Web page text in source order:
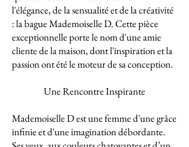
l'élégance, de la sensualité et de la créativité
: la bague Mademoiselle D. Cette pièce
exceptionnelle porte le nom d'une amie
cliente de la maison, dont l'inspiration et la
passion ont été le moteur de sa conception.
Une Rencontre Inspirante
Mademoiselle D est une femme d'une grâce
infinie et d'une imagination débordante.